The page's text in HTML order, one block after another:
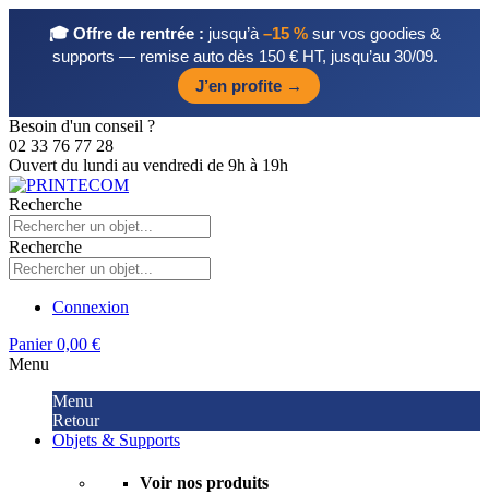
🎓 Offre de rentrée : jusqu’à –15 %sur vos goodies &
supports — remise auto dès 150 € HT, jusqu’au 30/09.
J’en profite →
Besoin d'un conseil ?
02 33 76 77 28
Ouvert du lundi au vendredi de 9h à 19h
Recherche
Recherche
Connexion
Panier 0,00 €
Menu
Menu
Retour
Objets & Supports
Voir nos produits